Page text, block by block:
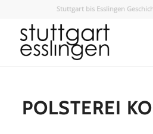
Stuttgart bis Esslingen
POLSTEREI